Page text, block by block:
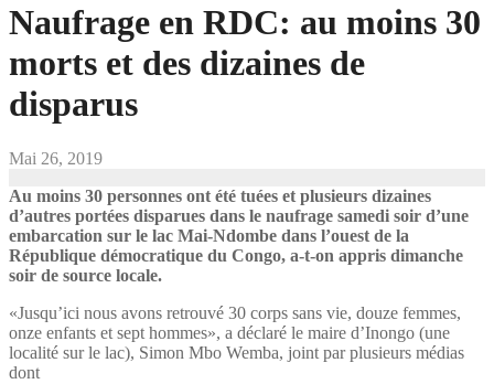
Naufrage en RDC: au moins 30
morts et des dizaines de
disparus
Mai 26, 2019
Au moins 30 personnes ont été tuées et plusieurs dizaines
d’autres portées disparues dans le naufrage samedi soir d’une
embarcation sur le lac Mai-Ndombe dans l’ouest de la
République démocratique du Congo, a-t-on appris dimanche
soir de source locale.
«Jusqu’ici nous avons retrouvé 30 corps sans vie, douze femmes,
onze enfants et sept hommes», a déclaré le maire d’Inongo (une
localité sur le lac), Simon Mbo Wemba, joint par plusieurs médias
dont